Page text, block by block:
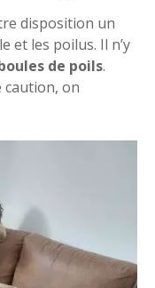
disposition un
et les poilus. Il n’y
de poils.
caution, on